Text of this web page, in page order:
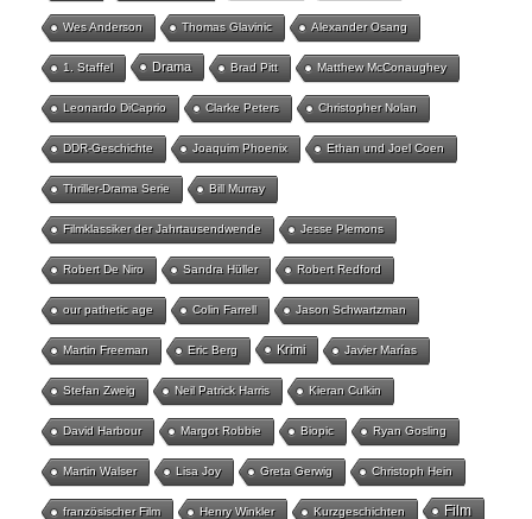
Wes Anderson Thomas Glavinic Alexander Osang
1. Staffel Drama Brad Pitt Matthew McConaughey
Leonardo DiCaprio Clarke Peters Christopher Nolan
DDR-Geschichte Joaquim Phoenix Ethan und Joel Coen
Thriller-Drama Serie Bill Murray
Filmklassiker der Jahrtausendwende Jesse Plemons
Robert De Niro Sandra Hüller Robert Redford
our pathetic age Colin Farrell Jason Schwartzman
Martin Freeman Eric Berg Krimi Javier Marías
Stefan Zweig Neil Patrick Harris Kieran Culkin
David Harbour Margot Robbie Biopic Ryan Gosling
Martin Walser Lisa Joy Greta Gerwig Christoph Hein
französischer Film Henry Winkler Kurzgeschichten Film